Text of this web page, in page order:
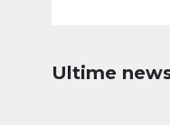
Ultime